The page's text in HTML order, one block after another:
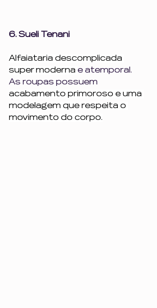
6. Sueli Tenani
Alfaiataria descomplicada
super moderna e atemporal.
As roupas possuem
acabamento primoroso e uma
modelagem que respeita o
movimento do corpo.